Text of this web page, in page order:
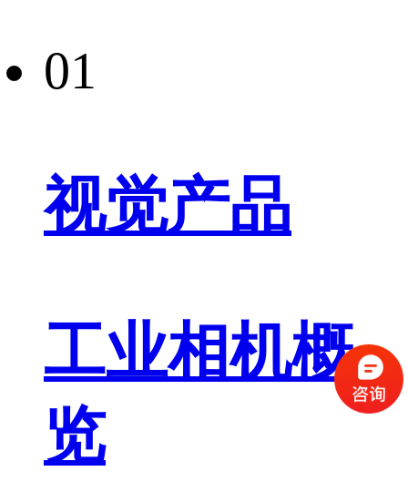
01
视觉产品
工业相机概
览